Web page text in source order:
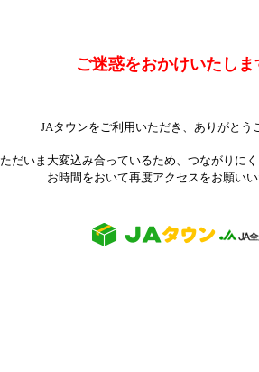
ご迷惑をおかけいたしま
JAタウンをご利用いただき、ありがとう
ただいま大変込み合っているため、つながりにく
お時間をおいて再度アクセスをお願いい